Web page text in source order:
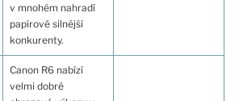
v mnohém nahradí
papírově silnější
konkurenty.
Canon R6 nabízí
velmi dobré